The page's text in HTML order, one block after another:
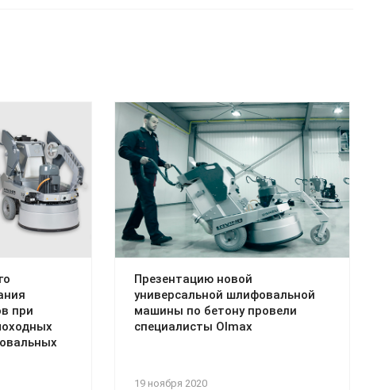
при
19 ноября 2020
Презентацию новой
универсальной шлифовальной
машины по бетону провели
специалисты Olmax